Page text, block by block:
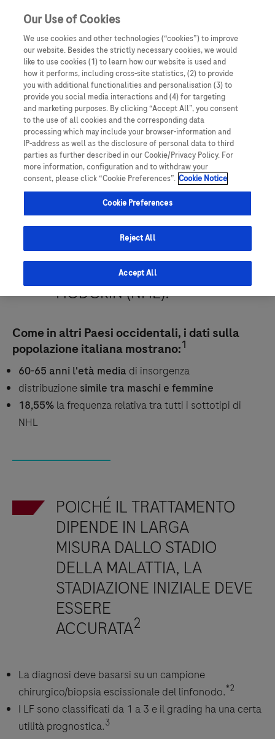
LF: LA SECONDA FORMA PIÙ
COMUNE TRA
TUTTI I LINFOMI NON-
HODGKIN (NHL).1
Come in altri Paesi occidentali, i dati sulla
popolazione italiana mostrano:1
60-65 anni l'età media di insorgenza
distribuzione simile tra maschi e femmine
18,55% la frequenza relativa tra tutti i sottotipi di
NHL
POICHÉ IL TRATTAMENTO
DIPENDE IN LARGA
MISURA DALLO STADIO
DELLA MALATTIA, LA
STADIAZIONE INIZIALE DEVE
ESSERE
ACCURATA2
La diagnosi deve basarsi su un campione
chirurgico/biopsia escissionale del linfonodo.*2
I LF sono classificati da 1 a 3 e il grading ha una certa
utilità prognostica.3
Our Use of Cookies
We use cookies and other technologies (“cookies”) to improve
our website. Besides the strictly necessary cookies, we would
like to use cookies (1) to learn how our website is used and
how it performs, including cross-site statistics, (2) to provide
you with additional functionalities and personalisation (3) to
provide you social media interactions and (4) for targeting
and marketing purposes. By clicking “Accept All”, you consent
to the use of all cookies and the corresponding data
processing which may include your browser-information and
IP-address as well as the disclosure of personal data to third
parties as further described in our Cookie/Privacy Policy. For
more information, configuration and to withdraw your
consent, please click “Cookie Preferences”. Cookie Notice
Cookie Preferences
Reject All
Accept All